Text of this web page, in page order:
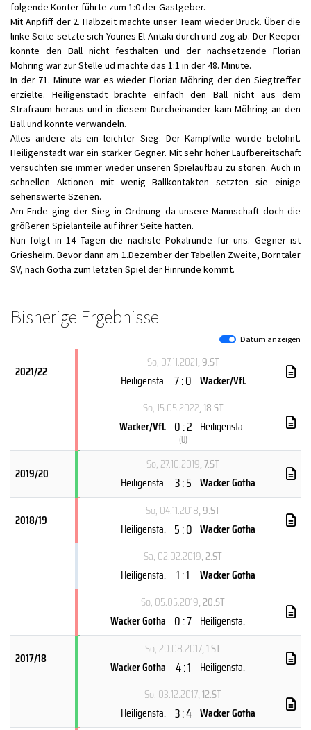
folgende Konter führte zum 1:0 der Gastgeber.
Mit Anpfiff der 2. Halbzeit machte unser Team wieder Druck. Über die
linke Seite setzte sich Younes El Antaki durch und zog ab. Der Keeper
konnte den Ball nicht festhalten und der nachsetzende Florian
Möhring war zur Stelle ud machte das 1:1 in der 48. Minute.
In der 71. Minute war es wieder Florian Möhring der den Siegtreffer
erzielte. Heiligenstadt brachte einfach den Ball nicht aus dem
Strafraum heraus und in diesem Durcheinander kam Möhring an den
Ball und konnte verwandeln.
Alles andere als ein leichter Sieg. Der Kampfwille wurde belohnt.
Heiligenstadt war ein starker Gegner. Mit sehr hoher Laufbereitschaft
versuchten sie immer wieder unseren Spielaufbau zu stören. Auch in
schnellen Aktionen mit wenig Ballkontakten setzten sie einige
sehenswerte Szenen.
Am Ende ging der Sieg in Ordnung da unsere Mannschaft doch die
größeren Spielanteile auf ihrer Seite hatten.
Nun folgt in 14 Tagen die nächste Pokalrunde für uns. Gegner ist
Griesheim. Bevor dann am 1.Dezember der Tabellen Zweite, Borntaler
SV, nach Gotha zum letzten Spiel der Hinrunde kommt.
Bisherige Ergebnisse
Datum anzeigen
2021/22
So, 07.11.2021, 9.ST
Heiligensta. 7 : 0 Wacker/VfL
So, 15.05.2022, 18.ST
Wacker/VfL 0 : 2
(U)
Heiligensta.
2019/20
So, 27.10.2019, 7.ST
Heiligensta. 3 : 5 Wacker Gotha
2018/19
So, 04.11.2018, 9.ST
Heiligensta. 5 : 0 Wacker Gotha
Sa, 02.02.2019, 2.ST
Heiligensta. 1 : 1
Wacker Gotha
So, 05.05.2019, 20.ST
Wacker Gotha 0 : 7 Heiligensta.
2017/18
So, 20.08.2017, 1.ST
Wacker Gotha 4 : 1 Heiligensta.
So, 03.12.2017, 12.ST
Heiligensta. 3 : 4 Wacker Gotha